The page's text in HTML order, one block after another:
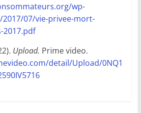
wp-
07/vie-privee-mort-
2017.pdf
Upload. Prime video.
detail/Upload/0NQ1